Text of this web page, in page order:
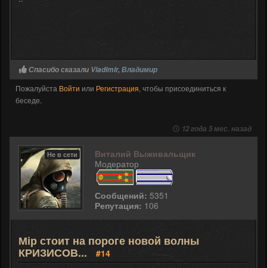
Спасибо сказали Vladimir, Владимир
Пожалуйста Войти или Регистрация, чтобы присоединиться к
беседе.
12 года 5 мес. назад
Не в сети
Виталий Выживальщик
Модератор
Сообщений: 5351
Репутация: 106
Мір стоит на пороге новой волны
КРИЗИСОВ...
#14